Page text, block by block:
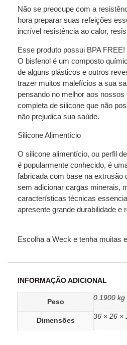
Não se preocupe com a
hora preparar suas refeições
incrível resistência ao calor,
Esse produto possui BPA FREE!
O bisfenol é um composto
de alguns plásticos e outros
trazer muitos malefícios a sua
pensando no melhor aos
completa de silicone que não
não prejudica sua saúde.
Silicone Alimentício
O silicone alimentício, ou perfil
é popularmente conhecido, é
fabricada com base na extrusão
sem adicionar cargas minerais,
características técnicas
apresente grande durabilidade e
Escolha a Weck e tenha muitas
INFORMAÇÃO ADICIONAL
Peso
0.1900 kg
Dimensões
36 × 26 ×